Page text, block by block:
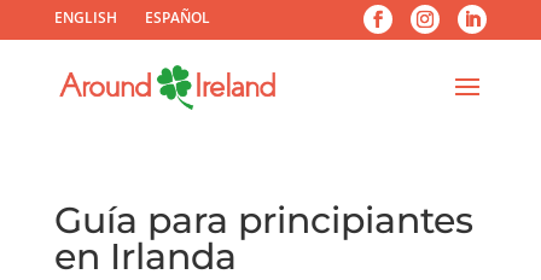
ENGLISH ESPAÑOL
Guía para principiantes
en Irlanda